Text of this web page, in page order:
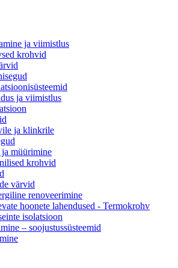
ja viimistlus
krohvid
ja viimistlus
ja klinkrile
müürimine
krohvid
värvid
renoveerimine
hoonete lahendused - Termokrohv
isolatsioon
– soojustussüsteemid